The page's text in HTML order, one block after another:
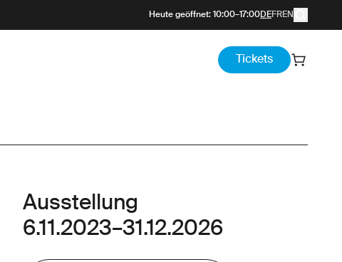
Heute geöffnet: 10:00–17:00DEFREN
Tickets
Ausstellung
6.11.2023–31.12.2026